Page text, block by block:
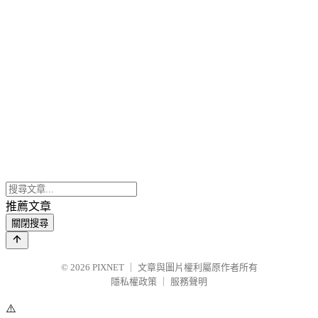
推薦文章
關閉搜尋
© 2026 PIXNET
文章與圖片權利屬原作者所有
隱私權政策
服務聲明
⚠️